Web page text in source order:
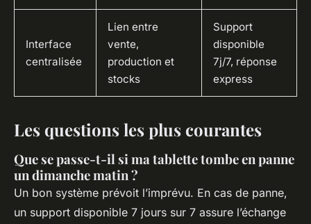
Interface
centralisée
Lien entre
vente,
production et
stocks
Support
disponible
7j/7, réponse
express
Les questions les plus courantes
Que se passe-t-il si ma tablette tombe en panne
un dimanche matin ?
Un bon système prévoit l’imprévu. En cas de panne,
un support disponible 7 jours sur 7 assure l’échange